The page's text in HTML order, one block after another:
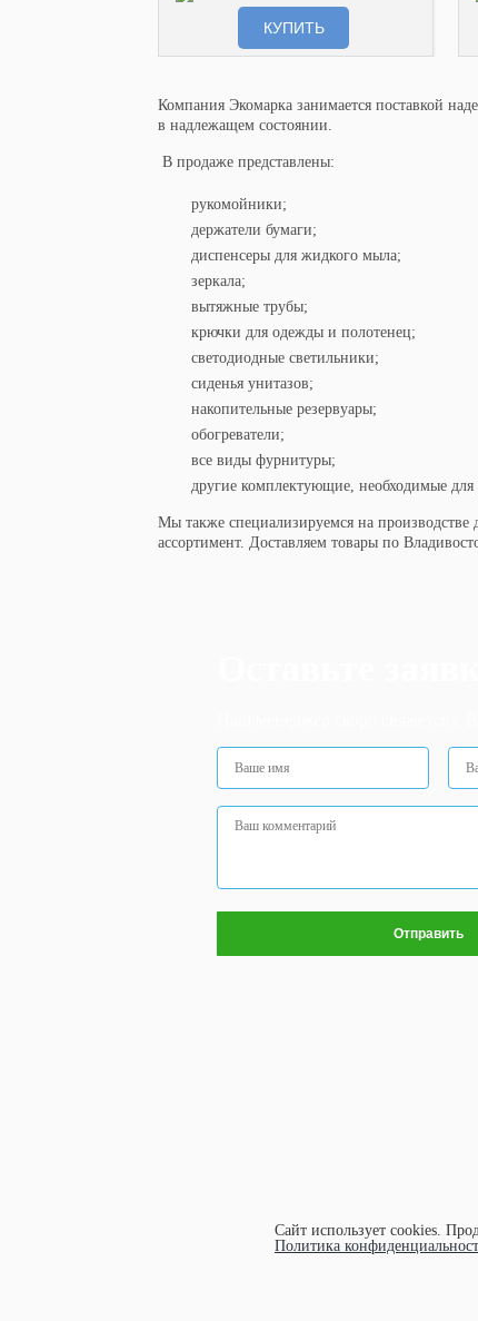
КУПИТЬ
Компания Экомарка занимается поставкой
в надлежащем состоянии.
В продаже представлены:
рукомойники;
держатели бумаги;
диспенсеры для жидкого мыла;
зеркала;
вытяжные трубы;
крючки для одежды и полотенец;
светодиодные светильники;
сиденья унитазов;
накопительные резервуары;
обогреватели;
все виды фурнитуры;
другие комплектующие, необходимые для
Мы также специализируемся на производстве
ассортимент. Доставляем товары по
Сайт использует cookies.
Политика